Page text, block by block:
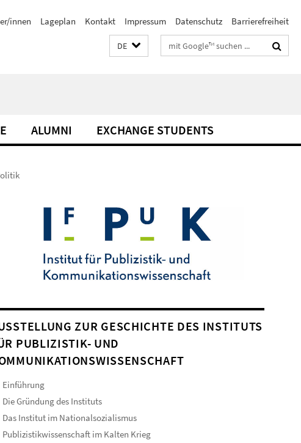
innen Lageplan Kontakt Impressum Datenschutz Barrierefreiheit
DE Suchbegriffe
ALUMNI EXCHANGE STUDENTS
ZUR GESCHICHTE DES INSTITUTS
PUBLIZISTIK- UND
Einführung
Die Gründung des Instituts
Das Institut im Nationalsozialismus
Publizistikwissenschaft im Kalten Krieg